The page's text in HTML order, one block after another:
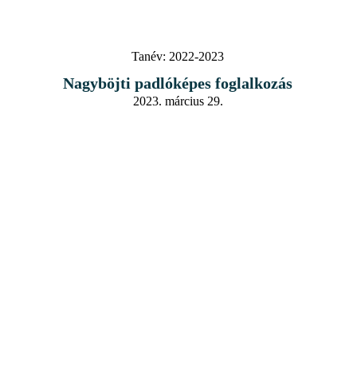
Tanév: 2022-2023
Nagyböjti padlóképes foglalkozás
2023. március 29.